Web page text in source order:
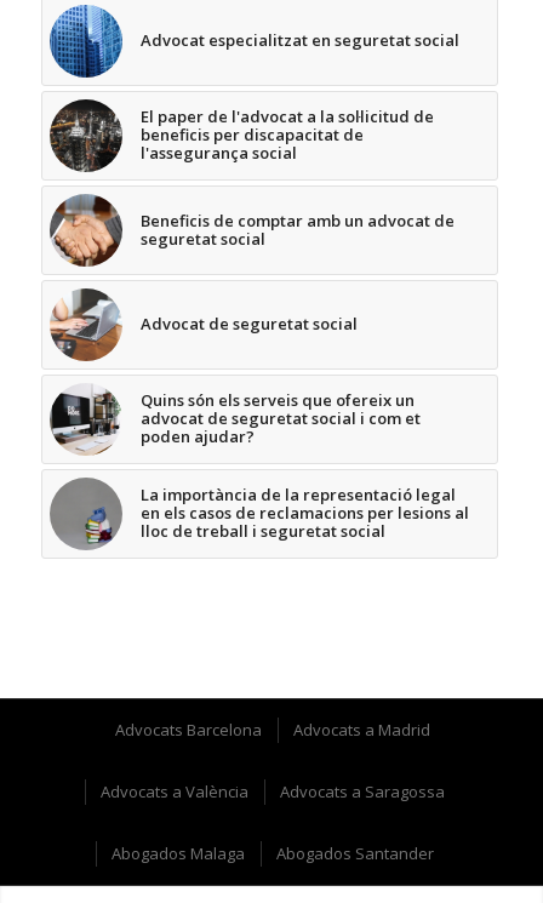
Advocat especialitzat en seguretat social
El paper de l'advocat a la sol·licitud de
beneficis per discapacitat de
l'assegurança social
Beneficis de comptar amb un advocat de
seguretat social
Advocat de seguretat social
Quins són els serveis que ofereix un
advocat de seguretat social i com et
poden ajudar?
La importància de la representació legal
en els casos de reclamacions per lesions al
lloc de treball i seguretat social
Advocats Barcelona Advocats a Madrid
Advocats a València Advocats a Saragossa
Abogados Malaga Abogados Santander